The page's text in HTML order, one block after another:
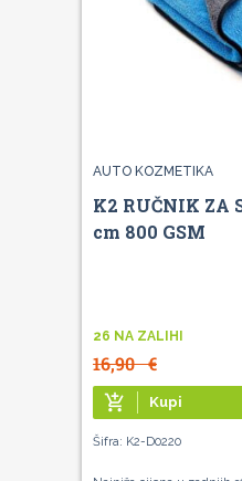
AUTO KOZMETIKA
K2 RUČNIK ZA
cm 800 GSM
26 NA ZALIHI
16,90€
add_shopping_cart Kupi
Šifra: K2-D0220